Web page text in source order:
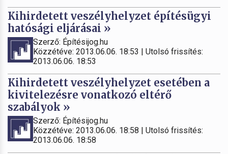
Kihirdetett veszélyhelyzet építésügyi
hatósági eljárásai »
Szerző: Építésijog.hu
Közzétéve: 2013.06.06. 18:53 | Utolsó frissítés:
2013.06.06. 18:53
Kihirdetett veszélyhelyzet esetében a
kivitelezésre vonatkozó eltérő
szabályok »
Szerző: Építésijog.hu
Közzétéve: 2013.06.06. 18:58 | Utolsó frissítés:
2013.06.06. 18:58